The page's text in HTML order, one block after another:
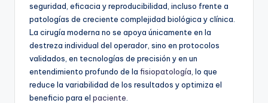
seguridad, eficacia y reproducibilidad, incluso frente a
patologías de creciente complejidad biológica y clínica.
La cirugía moderna no se apoya únicamente en la
destreza individual del operador, sino en protocolos
validados, en tecnologías de precisión y en un
entendimiento profundo de la fisiopatología , lo que
reduce la variabilidad de los resultados y optimiza el
beneficio para el paciente